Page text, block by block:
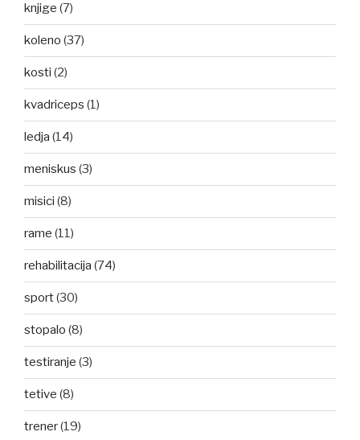
knjige (7)
koleno (37)
kosti (2)
kvadriceps (1)
ledja (14)
meniskus (3)
misici (8)
rame (11)
rehabilitacija (74)
sport(30)
stopalo (8)
testiranje (3)
tetive (8)
trener(19)